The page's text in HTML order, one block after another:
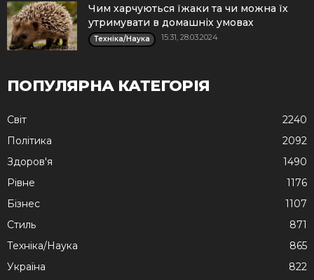
Чим харчуються їжаки та чи можна їх
утримувати в домашніх умовах
Техніка/Наука 15:31, 28.03.2024
ПОПУЛЯРНА КАТЕГОРІЯ
Cвіт
2240
Політика
2092
Здоров'я
1490
Рівне
1176
Бізнес
1107
Стиль
871
Техніка/Наука
865
Україна
822